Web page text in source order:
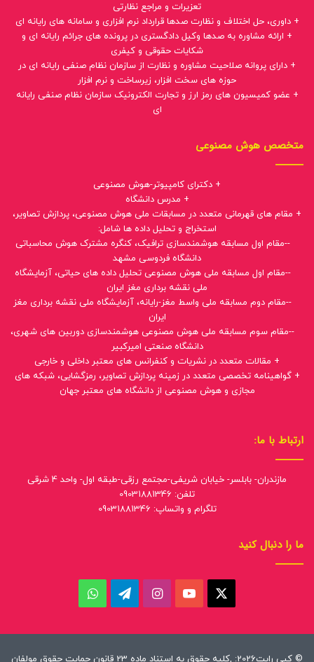
تعزیرات و مراجع نظارتی
+ داوری، حل اختلاف و نظارت صدها قرارداد نرم افزاری و سامانه های رایانه ای
+ ارائه مشاوره به صدها وکیل دادگستری در پرونده های جرائم رایانه ای و
شکایات حقوقی و کیفری
+ دارای پروانه صلاحیت مشاوره و نظارت از سازمان نظام صنفی رایانه ای در
حوزه های سخت افزار، زیرساخت و نرم افزار
+ عضو کمیسیون های رمز ارز و تجارت الکترونیک سازمان نظام صنفی رایانه
ای
متخصص هوش مصنوعی
+ دکترای کامپیوتر-هوش مصنوعی
+ مدرس دانشگاه
+ مقام های قهرمانی متعدد در مسابقات ملی هوش مصنوعی، پردازش تصاویر،
استخراج و تحلیل داده ها شامل:
--مقام اول مسابقه هوشمندسازی ترافیک، کنگره مشترک هوش محاسباتی
دانشگاه فردوسی مشهد
--مقام اول مسابقه ملی هوش مصنوعی تحلیل داده های حیاتی، آزمایشگاه
ملی نقشه برداری مغز ایران
--مقام دوم مسابقه ملی واسط مغز-رایانه، آزمایشگاه ملی نقشه برداری مغز
ایران
--مقام سوم مسابقه ملی هوش مصنوعی هوشمندسازی دوربین های شهری،
دانشگاه صنعتی امیرکبیر
+ مقالات متعدد در نشریات و کنفرانس های معتبر داخلی و خارجی
+ گواهینامه تخصصی متعدد در زمینه پردازش تصاویر، رمزگشایی، شبکه های
مجازی و هوش مصنوعی از دانشگاه های معتبر جهان
ارتباط با ما:
مازندران- بابلسر- خیابان شریفی-مجتمع رزقی-طبقه اول- واحد 4 شرقی
تلفن: 09031881346
تلگرام و واتساپ: 09031881346
ما را دنبال کنید
ایکس یوتیوب اینستاگرام
تلگرام
© کپی رایت2026: ,کلیه حقوق به استناد ماده 23 قانون حمایت حقوق مولفان